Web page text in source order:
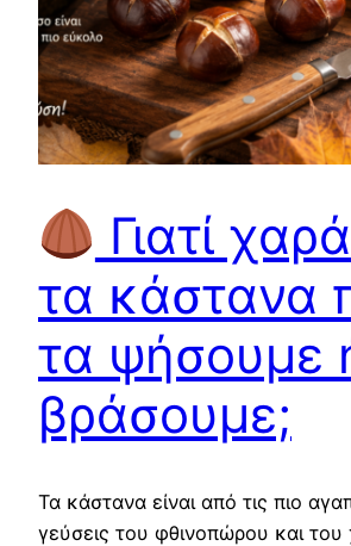
Γιατί
τα κάστανα
τα ψήσουμε
βράσουμε;
Τα κάστανα είναι από τις πιο
γεύσεις του φθινοπώρου και του